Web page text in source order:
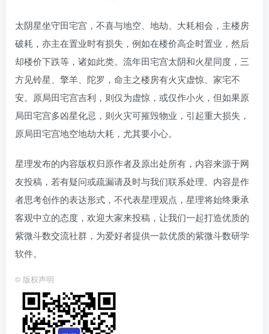
太阴星坐守田宅宫，不喜与地空、地劫、大耗相会，主楼房
破耗，亦主在置业时有损失，例如在楼价高企时置业，然后
却楼价下跌等，诸如此类。流年田宅宫太阴和火星同度，三
方见铃星、擎羊、陀罗，命主之楼房有火灾虚惊、家宅不
安。原局田宅宫吉利，则仅为虚惊，或仅作小火，但如果原
局田宅宫多凶星化忌，则火灾可摧毁物业，引起重大损失，
原局田宅宫地空地劫大耗，尤其要小心。
星理发布的内容版权归原作者及原出处所有，内容来源于网
友投稿，若有疑问或疏漏请及时与我们联系处理。内容是作
者思考创作的表达形式，不代表星理观点，星理将始终秉承
客观中立的态度，欢迎大家来投稿，让我们一起打造优质的
紫微斗数交流社群，为爱好者提供一款优质的紫微斗数研学
软件。
© 版权声明